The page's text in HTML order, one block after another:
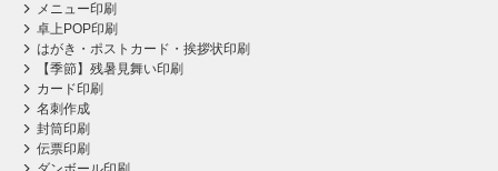
メニュー印刷
卓上POP印刷
はがき・ポストカード・挨拶状印刷
【季節】残暑見舞い印刷
カード印刷
名刺作成
封筒印刷
伝票印刷